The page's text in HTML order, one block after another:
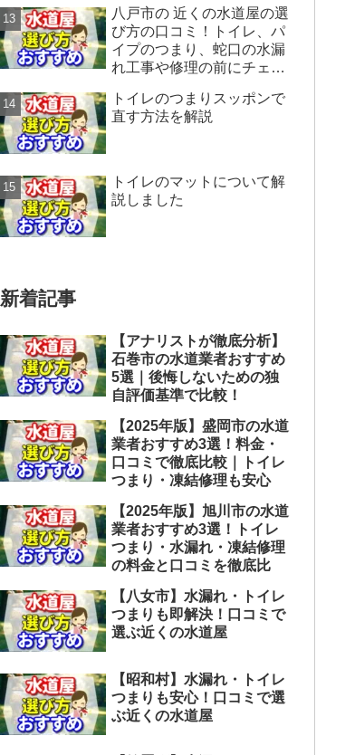
八戸市の 近くの水道屋の選
び方の口コミ！トイレ、パ
イプのつまり、蛇口の水漏
れ工事や修理の前にチェッ
す。
トイレのつまりスッポンで
直す方法を解説
トイレのマットについて解
説しました
新着記事
【アナリストが徹底分析】
石巻市の水道業者おすすめ
5選｜後悔しないための独
自評価基準で比較！
【2025年版】盛岡市の水道
業者おすすめ3選！料金・
口コミで徹底比較｜トイレ
つまり・凍結修理も安心
【2025年版】旭川市の水道
業者おすすめ3選！トイレ
つまり・水漏れ・凍結修理
の料金と口コミを徹底比
【八女市】水漏れ・トイレ
つまりも即解決！口コミで
選ぶ近くの水道屋
【昭和村】水漏れ・トイレ
つまりも安心！口コミで選
ぶ近くの水道屋